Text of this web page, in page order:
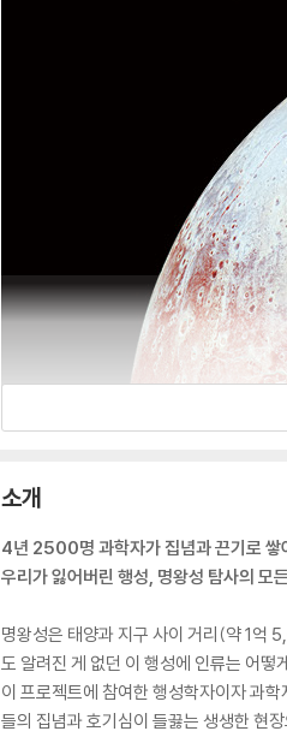
소개
4년 2500명 과학자가 집념과 끈기로 쌓
우리가 잃어버린 행성, 명왕성 탐사의 모
명왕성은 태양과 지구 사이 거리(약 1억
도 알려진 게 없던 이 행성에 인류는 어
이 프로젝트에 참여한 행성학자이자 과
들의 집념과 호기심이 들끓는 생생한 현